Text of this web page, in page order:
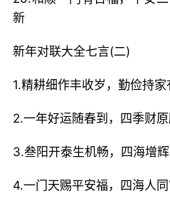
新
新年对联大全七言(二)
1.精耕细作丰收岁，勤俭持
2.一年好运随春到，四季财
3.叁阳开泰生机畅，四海增
4.一门天赐平安福，四海人